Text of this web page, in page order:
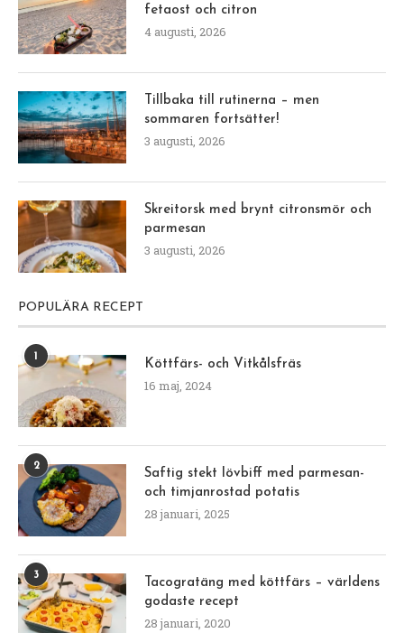
fetaost och citron
4 augusti, 2026
Tillbaka till rutinerna – men
sommaren fortsätter!
3 augusti, 2026
Skreitorsk med brynt citronsmör och
parmesan
3 augusti, 2026
POPULÄRA RECEPT
1
Köttfärs- och Vitkålsfräs
16 maj, 2024
2
Saftig stekt lövbiff med parmesan-
och timjanrostad potatis
28 januari, 2025
3
Tacogratäng med köttfärs – världens
godaste recept
28 januari, 2020